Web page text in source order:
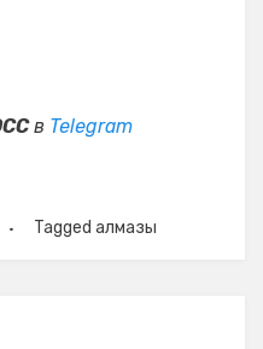
в Telegram
Tagged алмазы